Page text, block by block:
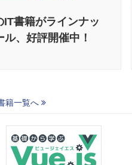
書籍がラインナッ
、好評開催中！
籍一覧へ